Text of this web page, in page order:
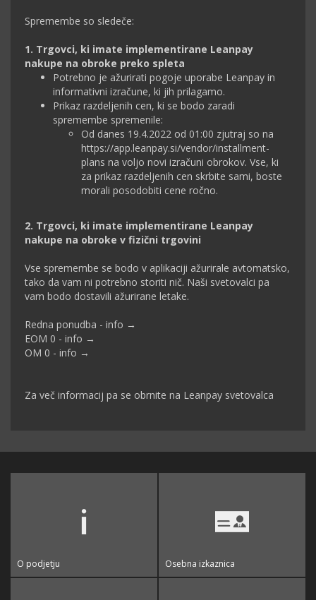
Spremembe so sledeče:
1. Trgovci, ki imate implementirane Leanpay
nakupe na obroke preko spleta
Potrebno je ažurirati pogoje uporabe Leanpay in
informativni izračune, ki jih prilagamo.
Prikaz razdeljenih cen, ki se bodo zaradi
spremembe spremenile:
Od danes 19.4.2022 od 01:00 zjutraj so na
https://app.leanpay.si/vendor/installment-
plans na voljo novi izračuni obrokov. Vse, ki
za prikaz razdeljenih cen skrbite sami, boste
morali posodobiti cene ročno.
2. Trgovci, ki imate implementirane Leanpay
nakupe na obroke v fizični trgovini
Vse spremembe se bodo v aplikaciji ažurirale avtomatsko,
tako da vam ni potrebno storiti nič. Naši svetovalci pa
vam bodo dostavili ažurirane letake.
Redna ponudba - info →
EOM 0 - info →
OM 0 - info →
Za več informacij pa se obrnite na Leanpay svetovalca
O podjetju Osebna izkaznica